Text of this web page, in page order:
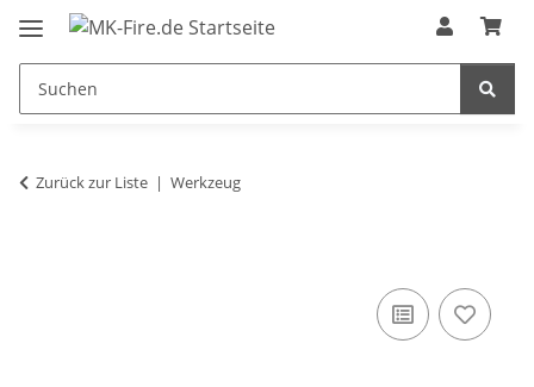
Zurück zur Liste Werkzeug